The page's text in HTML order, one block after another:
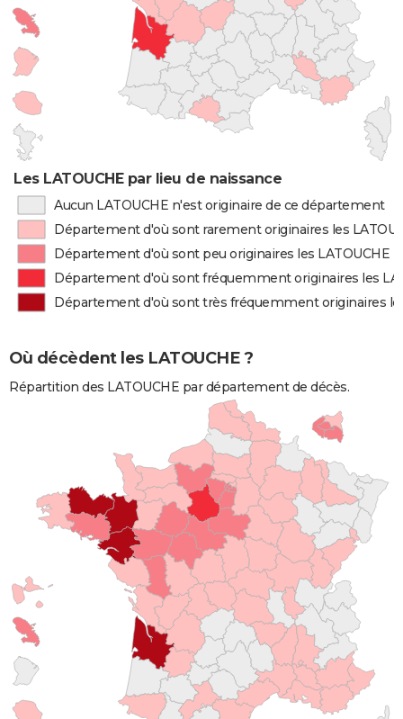
Les LATOUCHE par lieu de naissance
Aucun LATOUCHE n'est originaire de ce département
Département d'où sont rarement originaires les
Département d'où sont peu originaires les LATOUCHE
Département d'où sont fréquemment originaires les
Département d'où sont très fréquemment originaires
Où décèdent les LATOUCHE ?
Répartition des LATOUCHE par département de décès.